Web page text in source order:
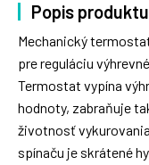
Popis produktu
Mechanický
pre reguláciu
Termostat vypína
hodnoty, zabraňuje
životnosť
spínaču je skrátené